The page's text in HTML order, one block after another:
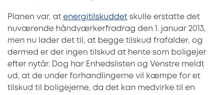
Planen var, at energitilskuddet skulle erstatte det
nuværende håndværkerfradrag den 1. januar 2013,
men nu lader det til, at begge tilskud frafalder, og
dermed er der ingen tilskud at hente som boligejer
efter nytår. Dog har Enhedslisten og Venstre meldt
ud, at de under forhandlingerne vil kæmpe for et
tilskud til boligejerne, da det kan medvirke til en